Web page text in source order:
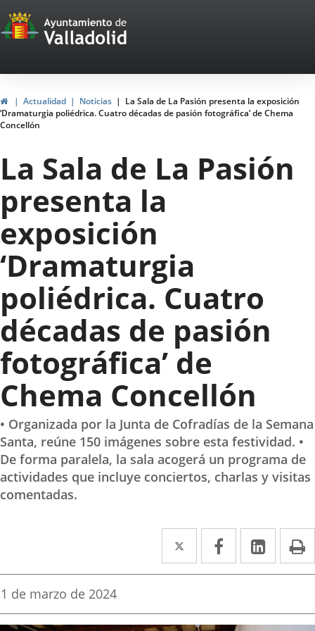
Portal
Web
del
Ayuntamiento
de
Valladolid
InicioActualidad Noticias
La Sala de La Pasión presenta la exposición
‘Dramaturgia poliédrica. Cuatro décadas de pasión fotográfica’ de Chema
Concellón
La Sala de La Pasión
presenta la
exposición
‘Dramaturgia
poliédrica. Cuatro
décadas de pasión
fotográfica’ de
Chema Concellón
• Organizada por la Junta de Cofradías de la Semana
Santa, reúne 150 imágenes sobre esta festividad. •
De forma paralela, la sala acogerá un programa de
actividades que incluye conciertos, charlas y visitas
comentadas.
Twitter
Enlace
a
aplicación
Facebook
Enlace
a
aplicación
Enlace
a
Fecha
la
1 de marzo de 2024